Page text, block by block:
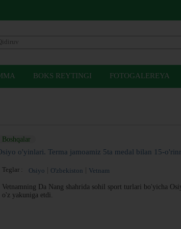
BOKS REYTINGI FOTOGALEREYA
Boshqalar
o'yinlari. Terma jamoamiz 5ta medal bilan 15-
Teglar : Osiyo O'zbekiston Vetnam
Vetnamning Da Nang shahrida sohil sport turlari bo'yicha
o'z yakuniga etdi.